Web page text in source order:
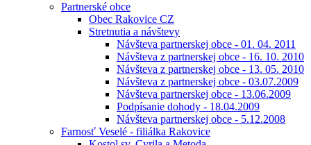
Partnerské obce
Obec Rakovice CZ
Stretnutia a návštevy
Návšteva partnerskej obce - 01. 04. 2011
Návšteva z partnerskej obce - 16. 10. 2010
Návšteva z partnerskej obce - 13. 05. 2010
Návšteva z partnerskej obce - 03.07.2009
Návšteva partnerskej obce - 13.06.2009
Podpísanie dohody - 18.04.2009
Návšteva partnerskej obce - 5.12.2008
Farnosť Veselé - filiálka Rakovice